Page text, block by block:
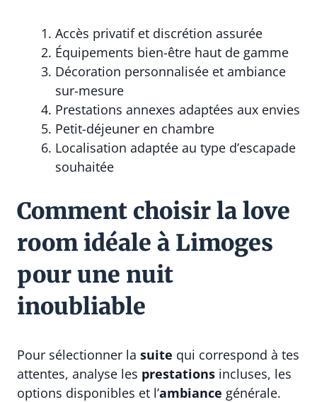
Accès privatif et discrétion assurée
Équipements bien-être haut de gamme
Décoration personnalisée et ambiance
sur-mesure
Prestations annexes adaptées aux envies
Petit-déjeuner en chambre
Localisation adaptée au type d’escapade
souhaitée
Comment choisir la love
room idéale à Limoges
pour une nuit
inoubliable
Pour sélectionner la suite qui correspond à tes
attentes, analyse les prestations incluses, les
options disponibles et l’ambiance générale.